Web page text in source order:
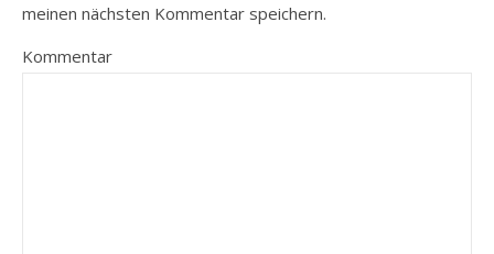
meinen nächsten Kommentar speichern.
Kommentar